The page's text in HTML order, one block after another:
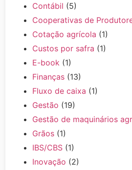
Contábil (5)
Cooperativas de
Cotação agrícola (1)
Custos por safra (1)
E-book (1)
Finanças (13)
Fluxo de caixa (1)
Gestão (19)
Gestão de maquinários
Grãos (1)
IBS/CBS (1)
Inovação (2)